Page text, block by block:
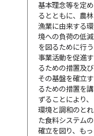
基本理念等を定め
るとともに、農林
漁業に由来する環
境への負荷の低減
を図るために行う
事業活動を促進す
るための措置及び
その基盤を確立す
るための措置を講
ずることにより、
環境と調和のとれ
た食料システムの
確立を図り、もっ